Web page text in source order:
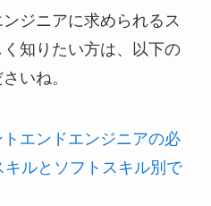
ジニアに求められるス
知りたい方は、以下の
いね。
エンドエンジニアの必
ルとソフトスキル別で